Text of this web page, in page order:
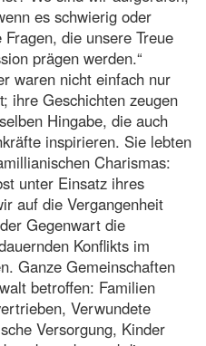
es schwierig oder
die unsere Treue
prägen werden.“
waren nicht einfach nur
ihre Geschichten zeugen
Hingabe, die auch
inspirieren. Sie lebten
Charismas:
unter Einsatz ihres
auf die Vergangenheit
Gegenwart die
Konflikts im
Ganze Gemeinschaften
betroffen: Familien
Verwundete
Versorgung, Kinder